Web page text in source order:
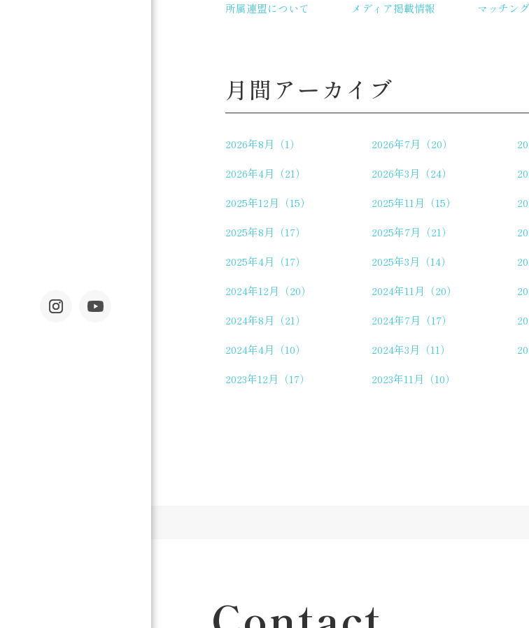
所属連盟について
メディア掲載情報 マッチン
月間アーカイブ
2026年8月（1） 2026年7月（20）
2026年4月（21）
2026年3月（24）
2025年12月（15）
2025年11月（15）
2025年8月（17）
2025年7月（21）
2025年4月（17）
2025年3月（14）
2024年12月（20）
2024年11月（20）
2024年8月（21）
2024年7月（17）
2024年4月（10）
2024年3月（11）
2023年12月（17）
2023年11月（10）